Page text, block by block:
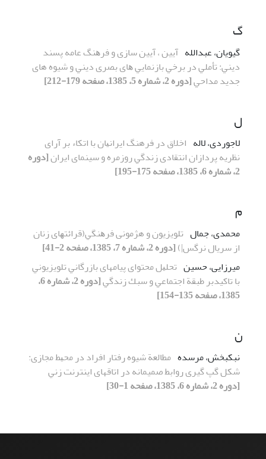
گ
گیویان، عبدالله آیین ، آیین ﺳﺎزی و ﻓﺮﻫﻨﮓ ﻋﺎﻣﻪ ﭘﺴﻨﺪ
دﻳﻨﻲ: ﺗﺄﻣﻠﻲ در ﺑﺮﺧﻲ ﺑﺎزﻧﻤﺎﻳﻲ ﻫﺎی ﺑﺼﺮی دﻳﻨﻲ و شیوه های
ﺟﺪﻳﺪ ﻣﺪاﺣﻲ[دوره 2، شماره 5، 1385، صفحه 179-212]
ل
لاجوردی، لاله اﺧﻼق در فرهنگ اﻳﺮاﻧﻴﺎن ﺑﺎ اﺗﻜﺎء ﺑﺮ آرای
ﻧﻈﺮﻳﻪ ﭘﺮدازان اﻧﺘﻘﺎدی زﻧﺪﮔﻲ روزﻣﺮه و سینمای اﻳﺮان[دوره
2، شماره 6، 1385، صفحه 175-195]
م
محمدی، جمال ﺗﻠﻮﻳﺰﻳﻮن و هژمونی ﻓﺮﻫﻨﮕﻲ(ﻗﺮاﺋﺘﻬﺎی زﻧﺎن
از ﺳﺮﻳﺎل نرگس|)[دوره 2، شماره 7، 1385، صفحه 2-41]
میرزایی، حسین ﺗﺤﻠﻴﻞ ﻣﺤﺘﻮای پیامهای ﺑﺎزرﮔﺎﻧﻲ ﺗﻠﻮﻳﺰﻳﻮﻧﻲ
ﺑﺎ تاکیدﺑﺮ ﻃﺒﻘﺔ اﺟﺘﻤﺎﻋﻲ و ﺳﺒﻚ زﻧﺪﮔﻲ
[دوره 2، شماره 6،
1385، صفحه 135-154]
ن
نبکبخش، مرسده ﻣﻄﺎﻟﻌﺔ شیوه رﻓﺘﺎر اﻓﺮاد در ﻣﺤﻴﻂ ﻣﺠﺎزی:
ﺷﻜﻞ ﮔﭗ گیری رواﺑﻂ صمیمانه در اتاقهای اﻳﻨﺘﺮﻧﺖ زﻧﻲ
[دوره 2، شماره 6، 1385، صفحه 1-30]